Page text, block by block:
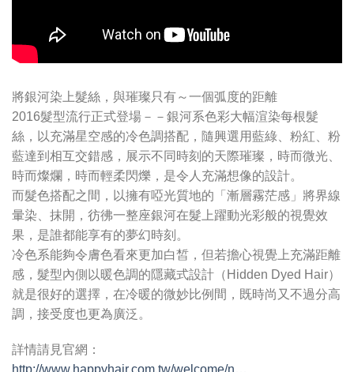
將銀河染上髮絲，與璀璨只有～一個弧度的距離
2016髮型流行正式登場－－銀河系色彩大幅渲染每根髮
絲，以充滿星空感的冷色調搭配，隨興選用藍綠、粉紅、粉
藍達到相互交錯感，展示不同時刻的天際璀璨，時而微光、
時而燦爛，時而輕柔閃爍，是令人充滿想像的設計。
而髮色搭配之間，以擁有啞光質地的「漸層霧茫感」將界線
暈染、抹開，彷彿一整座銀河在髮上躍動光彩般的視覺效
果，是誰都能享有的夢幻時刻。
冷色系能夠令膚色看來更加白皙，但若擔心視覺上充滿距離
感，髮型內側以暖色調的隱藏式設計（Hidden Dyed Hair）
就是很好的選擇，在冷暖的微妙比例間，既時尚又不過分高
調，接受度也更為廣泛。
詳情請見官網：